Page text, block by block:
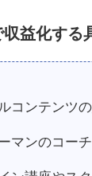
収益化する
コンテンツ
マンのコー